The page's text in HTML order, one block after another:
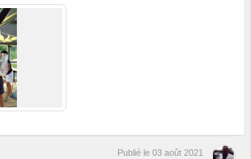
Publié le 03 août 2021